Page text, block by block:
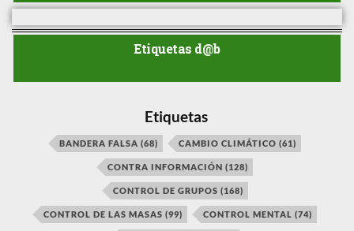
Etiquetas d@b
Etiquetas
BANDERA FALSA (68) CAMBIO CLIMÁTICO (61)
CONTRA INFORMACIÓN (128)
CONTROL DE GRUPOS (168)
CONTROL DE LAS MASAS (99) CONTROL MENTAL (74)